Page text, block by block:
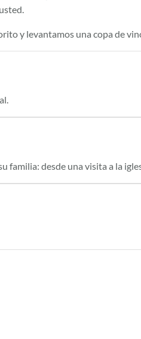
y levantamos una copa de
familia: desde una visita a la